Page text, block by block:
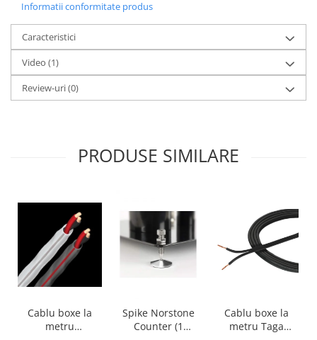
Informatii conformitate produs
Caracteristici
Video (1)
Review-uri(0)
PRODUSE SIMILARE
Cablu boxe la
metru
Spike Norstone
Counter (1
Cablu boxe la
metru Taga